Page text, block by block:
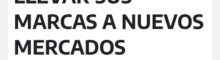
MARCAS A NUEVOS
MERCADOS